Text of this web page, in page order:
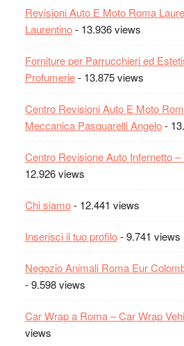
Revisioni Auto E Moto Roma
Laurentino- 13.936 views
Forniture per Parrucchieri ed
Profumerie- 13.875 views
Centro Revisioni Auto E Moto
Meccanica Pasquarelli Angelo-
Centro Revisione Auto Infernetto
12.926 views
Chi siamo- 12.441 views
Inserisci il tuo profilo- 9.741 views
Negozio Animali Roma Eur
- 9.598 views
Car Wrap a Roma – Car Wrap
views